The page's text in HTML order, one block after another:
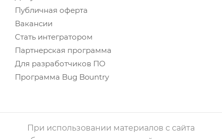
Публичная оферта
Вакансии
Стать интегратором
Партнерская программа
Для разработчиков ПО
Программа Bug Bountry
При использовании материалов с сайта